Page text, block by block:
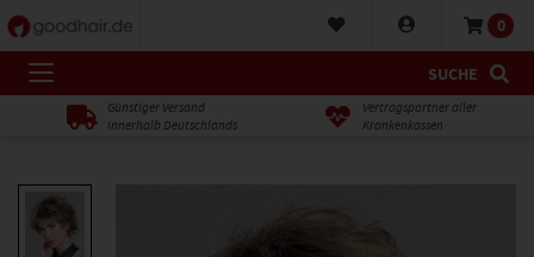
0
SUCHE
Günstiger Versand
innerhalb Deutschlands
Vertragspartner aller
Krankenkassen